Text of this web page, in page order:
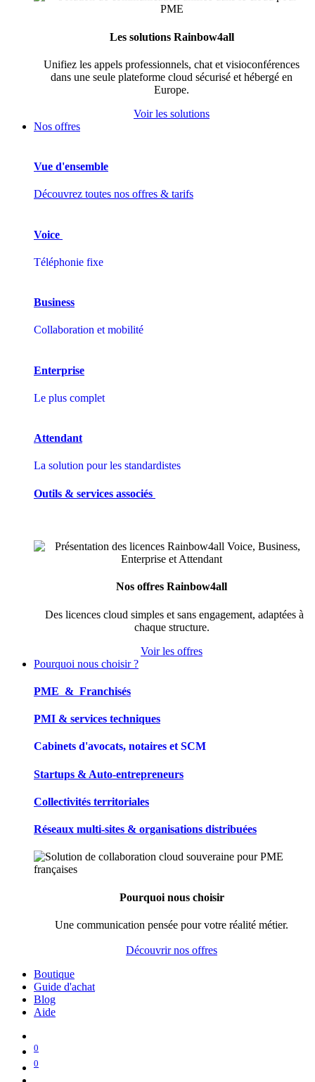
Les solutions Rainbow4all
Unifiez les appels professionnels, chat et visioconférences
dans une seule plateforme cloud sécurisé et hébergé en
Europe.
Voir les solutions
Nos offres
Vue d'ensemble
Découvrez toutes nos offres & tarifs
Voice
Téléphonie fixe
Business
Collaboration et mobilité
Enterprise
Le plus complet
Attendant
La solution pour les standardistes
Outils & services associés
Nos offres Rainbow4all
Des licences cloud simples et sans engagement, adaptées à
chaque structure.
Voir les offres
Pourquoi nous choisir ?
PME & Franchisés
PMI & services techniques
Cabinets d'avocats, notaires et SCM
Startups & Auto-entrepreneurs
Collectivités territoriales
Réseaux multi-sites & organisations distribuées
Pourquoi nous choisir
Une communication pensée pour votre réalité métier.
Découvrir nos offres
Boutique
Guide d'achat
Blog
Aide
0
0